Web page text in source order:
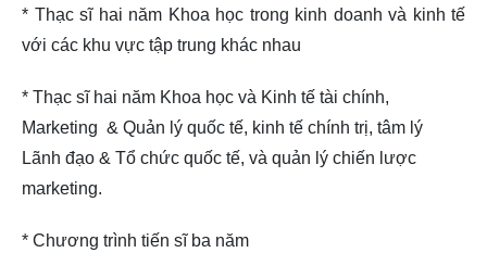
* Thạc sĩ hai năm Khoa học trong kinh doanh và kinh tế
với các khu vực tập trung khác nhau
* Thạc sĩ hai năm Khoa học và Kinh tế tài chính,
Marketing & Quản lý quốc tế, kinh tế chính trị, tâm lý
Lãnh đạo & Tổ chức quốc tế, và quản lý chiến lược
marketing.
* Chương trình tiến sĩ ba năm